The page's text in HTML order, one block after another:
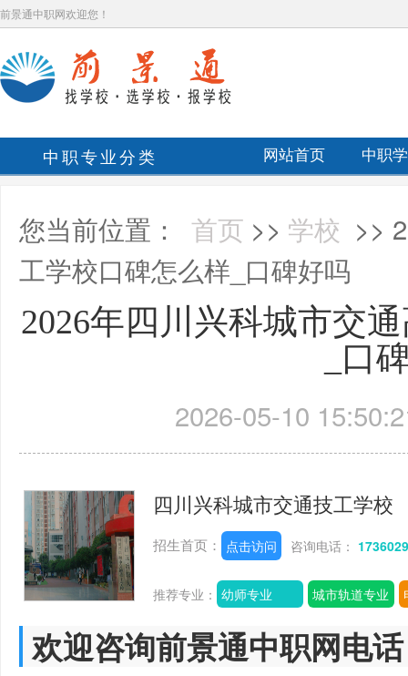
前景通中职网欢迎您！
中职专业分类 网站首页 中职
您当前位置： 首页 >> 学校 >>
工学校口碑怎么样_口碑好吗
2026年四川兴科城市交
_口
2026-05-10
四川兴科城市交通技工学校
招生首页： 点击访问 咨询电话：
推荐专业： 幼师专业 城市轨道专业
欢迎咨询前景通中职网电